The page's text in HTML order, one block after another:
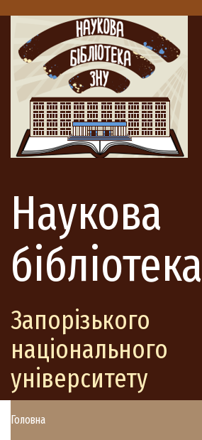
Наукова
бібліотека
Запорізького
національного
університету
Головна